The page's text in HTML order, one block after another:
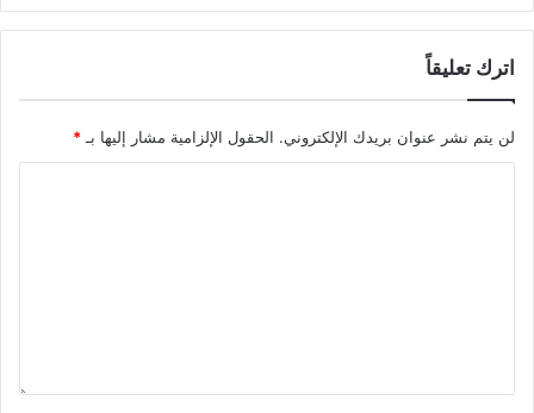
اترك تعليقاً
لن يتم نشر عنوان بريدك الإلكتروني. الحقول الإلزامية مشار إليها بـ *